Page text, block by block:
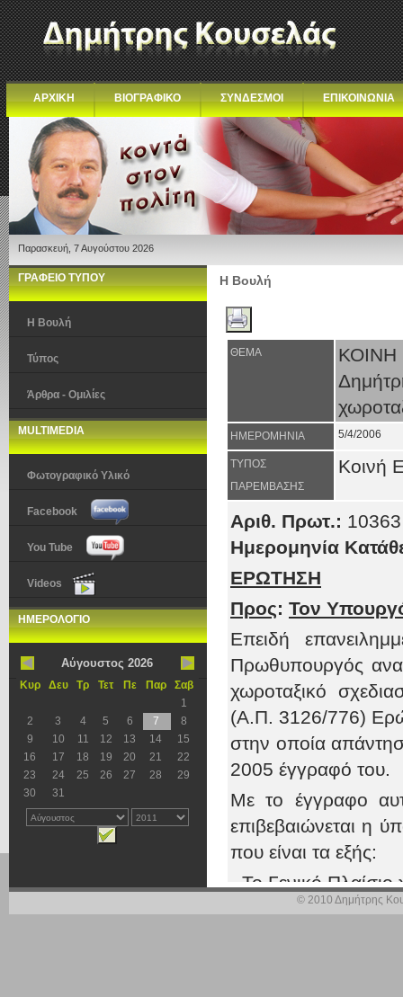
ΑΡΧΙΚΗ ΒΙΟΓΡΑΦΙΚΟ ΣΥΝΔΕΣΜΟΙ ΕΠΙΚΟΙΝΩΝΙΑ
Παρασκευή, 7 Αυγούστου 2026
ΓΡΑΦΕΙΟ ΤΥΠΟΥ
Η Βουλή
Τύπος
Άρθρα - Ομιλίες
MULTIMEDIA
Φωτογραφικό Υλικό
Facebook
You Tube
Videos
ΗΜΕΡΟΛΟΓΙΟ
Αύγουστος 2026
Κυρ Δευ Τρ Τετ Πε Παρ
Σαβ
1
2
3 4 5 6 7
8
9
10 11 12 13 14
15
16
17 18 19 20 21
22
23
24 25 26 27 28
29
30
31
Η Βουλή
ΘΕΜΑ
ΗΜΕΡΟΜΗΝΙΑ 5/4/2006
ΤΥΠΟΣ
ΠΑΡΕΜΒΑΣΗΣ
Κοινή
Αριθ. Πρωτ.: 10363
Ημερομηνία
ΕΡΩΤΗΣΗ
Προς: Τον
Επειδή
Πρωθυπουργός
χωροταξικό
(Α.Π. 3126/776)
στην οποία
2005 έγγραφό του.
Με το έγγραφο
επιβεβαιώνεται η
που είναι τα εξής:
· Το Γενικό
· Τα 12
© 2010 Δημήτρης